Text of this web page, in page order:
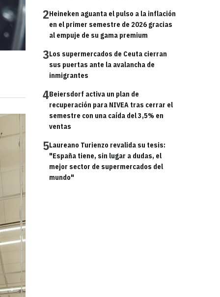
2Heineken aguanta el pulso a la inflación
en el primer semestre de 2026 gracias
al empuje de su gama premium
3Los supermercados de Ceuta cierran
sus puertas ante la avalancha de
inmigrantes
4Beiersdorf activa un plan de
recuperación para NIVEA tras cerrar el
semestre con una caída del 3,5% en
ventas
5Laureano Turienzo revalida su tesis:
"España tiene, sin lugar a dudas, el
mejor sector de supermercados del
mundo"